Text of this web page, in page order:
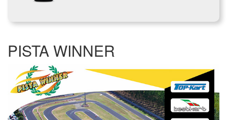
PISTA WINNER